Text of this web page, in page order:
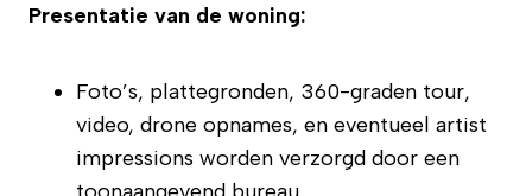
Presentatie van de woning:
Foto’s, plattegronden, 360-graden tour,
video, drone opnames, en eventueel artist
impressions worden verzorgd door een